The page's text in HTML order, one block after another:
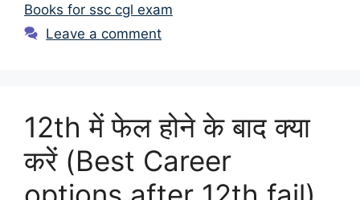
Books for ssc cgl exam
Leave a comment
12th में फेल होने के बाद क्या
करें (Best Career